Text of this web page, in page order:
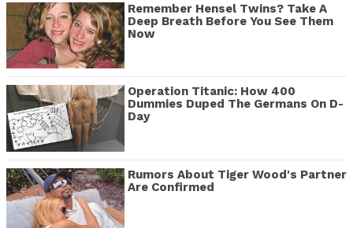
Remember Hensel Twins? Take A
Deep Breath Before You See Them
Now
Operation Titanic: How 400
Dummies Duped The Germans On D-
Day
Rumors About Tiger Wood's Partner
Are Confirmed